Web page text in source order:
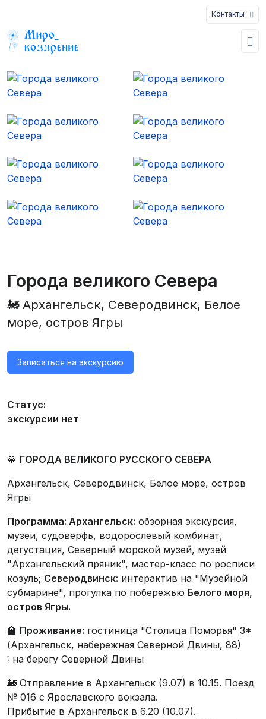
Контакты
Города великого Севера
🚂 Архангельск, Северодвинск, Белое
море, остров Ягры
Записаться на экскурсию
Статус:
экскурсии нет
💎 ГОРОДА ВЕЛИКОГО РУССКОГО СЕВЕРА
Архангельск, Северодвинск, Белое море, остров
Ягры
Программа: Архангельск: обзорная экскурсия,
музеи, судоверфь, водорослевый комбинат,
дегустация, Северный морской музей, музей
"Архангельский пряник", мастер-класс по росписи
козуль; Северодвинск: интерактив на "Музейной
субмарине", прогулка по побережью Белого моря,
остров Ягры.
🏫 Проживание: гостиница "Столица Поморья" 3*
(Архангельск, набережная Северной Двины, 88)
❕ на берегу Северной Двины
🚂 Отправление в Архангельск (9.07) в 10.15. Поезд
№ 016 с Ярославского вокзала.
Прибытие в Архангельск в 6.20 (10.07).